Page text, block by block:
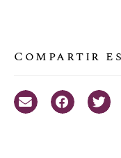
Compartir